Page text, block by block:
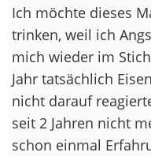
Ich möchte dieses
trinken, weil ich
mich wieder im
Jahr tatsächlich
nicht darauf
seit 2 Jahren nicht
schon einmal